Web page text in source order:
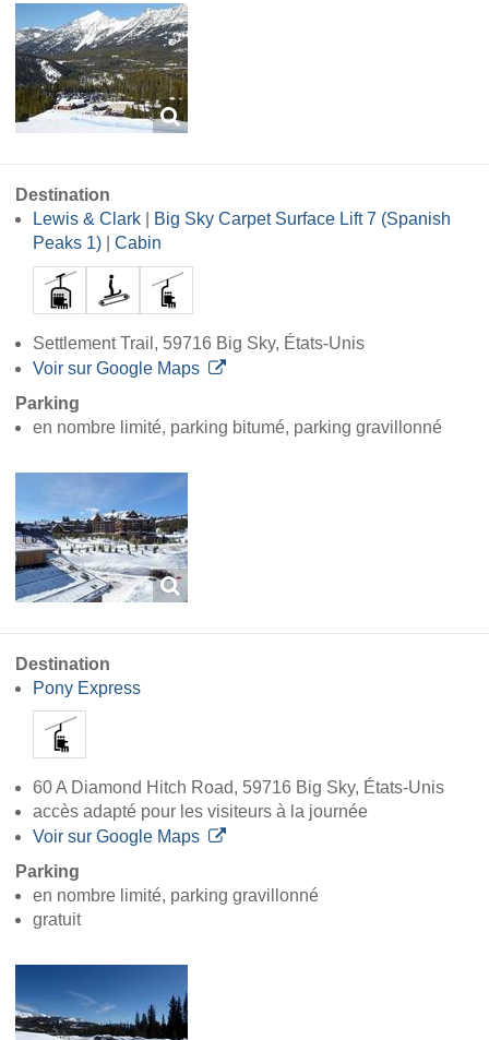
Destination
Lewis & Clark
Big Sky Carpet Surface Lift 7 (Spanish
Peaks 1)
Cabin
Settlement Trail, 59716 Big Sky, États-Unis
Voir sur Google Maps
Parking
en nombre limité, parking bitumé, parking gravillonné
Destination
Pony Express
60 A Diamond Hitch Road, 59716 Big Sky, États-Unis
accès adapté pour les visiteurs à la journée
Voir sur Google Maps
Parking
en nombre limité, parking gravillonné
gratuit